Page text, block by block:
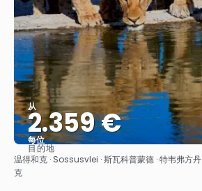
从
2.359 €
每位
看到
目的地
温得和克 · Sossusvlei · 斯瓦科普蒙德 · 特韦弗方
克